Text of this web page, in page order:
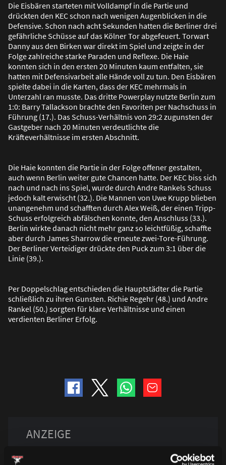
Die Eisbären starteten mit Volldampf in die Partie und
drückten den KEC schon nach wenigen Augenblicken in die
Defensive. Schon nach acht Sekunden hatten die Berliner drei
gefährliche Schüsse auf das Kölner Tor abgefeuert. Torwart
Danny aus den Birken war direkt im Spiel und zeigte in der
Folge zahlreiche starke Paraden und Reflexe. Die Haie
konnten sich in den ersten 20 Minuten kaum entfalten, sie
hatten mit Defensivarbeit alle Hände voll zu tun. Den Eisbären
spielte dabei in die Karten, dass der KEC mehrmals in
Unterzahl ran musste. Das dritte Powerplay nutzte Berlin zum
1:0: Barry Tallackson brachte den Favoriten per Nachschuss in
Führung (17.). Das Schuss-Verhältnis von 29:2 zugunsten der
Gastgeber nach 20 Minuten verdeutlichte die
Kräfteverhältnisse im ersten Abschnitt.
Die Haie konnten die Partie in der Folge offener gestalten,
auch wenn Berlin weiter gute Chancen hatte. Der KEC biss sich
nach und nach ins Spiel, wurde durch Andre Rankels Schuss
jedoch kalt erwischt (32.). Die Mannen von Uwe Krupp blieben
unangenehm und schafften durch Alex Weiß, der einen Tripp-
Schuss erfolgreich abfälschen konnte, den Anschluss (33.).
Berlin wirkte danach nicht mehr ganz so leichtfüßig, schaffte
aber durch James Sharrow die erneute zwei-Tore-Führung.
Der Berliner Verteidiger drückte den Puck zum 3:1 über die
Linie (39.).
Per Doppelschlag entschieden die Hauptstädter die Partie
schließlich zu ihren Gunsten. Richie Regehr (48.) und Andre
Rankel (50.) sorgten für klare Verhältnisse und einen
verdienten Berliner Erfolg.